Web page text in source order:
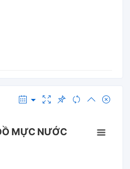
MỰC NƯỚC